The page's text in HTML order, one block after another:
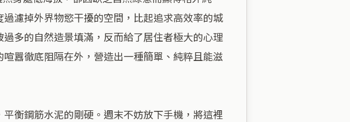
濾掉外界物慾干擾的空間，比起追求高效率的城
多的自然造景填滿，反而給了居住者極大的心理
囂徹底阻隔在外，營造出一種簡單、純粹且能滋
衡鋼筋水泥的剛硬。週末不妨放下手機，將這裡